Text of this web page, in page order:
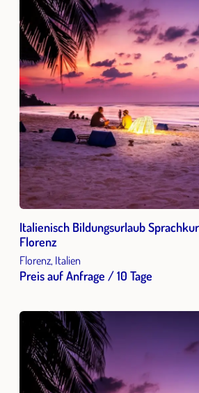
Italienisch Bildungsurlaub
Florenz
Florenz, Italien
Preis auf Anfrage / 10 Tage